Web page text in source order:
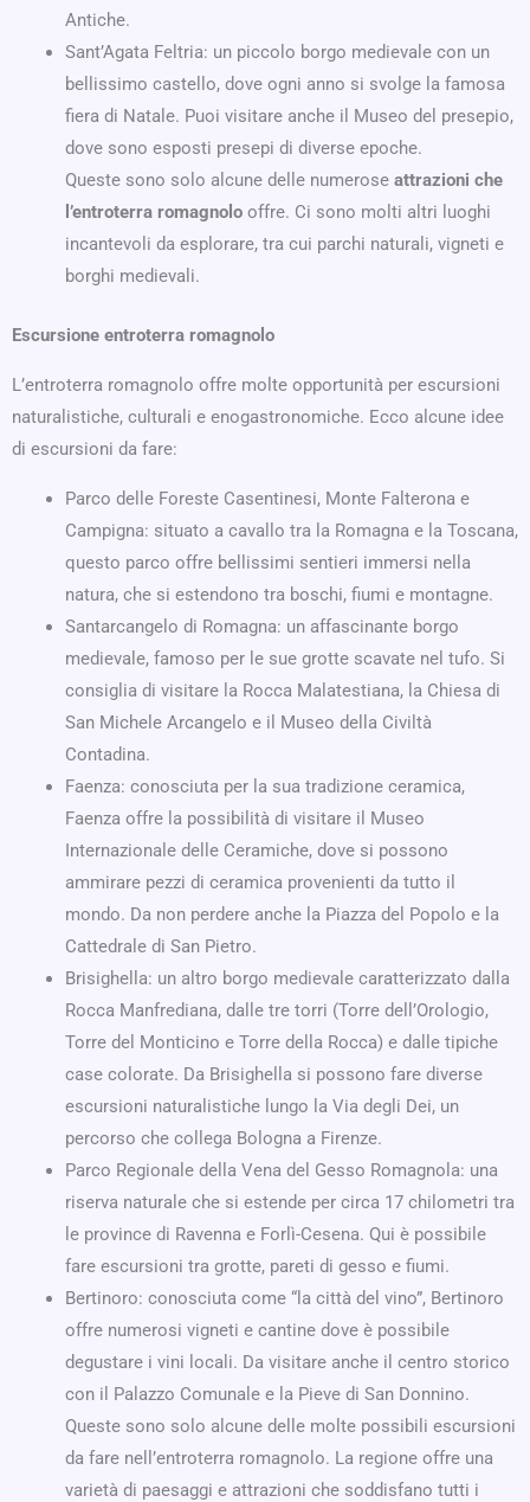
Antiche.
Sant’Agata Feltria: un piccolo borgo medievale con un
bellissimo castello, dove ogni anno si svolge la famosa
fiera di Natale. Puoi visitare anche il Museo del presepio,
dove sono esposti presepi di diverse epoche.
Queste sono solo alcune delle numerose attrazioni che
l’entroterra romagnolo offre. Ci sono molti altri luoghi
incantevoli da esplorare, tra cui parchi naturali, vigneti e
borghi medievali.
Escursione entroterra romagnolo
L’entroterra romagnolo offre molte opportunità per escursioni
naturalistiche, culturali e enogastronomiche. Ecco alcune idee
di escursioni da fare:
Parco delle Foreste Casentinesi, Monte Falterona e
Campigna: situato a cavallo tra la Romagna e la Toscana,
questo parco offre bellissimi sentieri immersi nella
natura, che si estendono tra boschi, fiumi e montagne.
Santarcangelo di Romagna: un affascinante borgo
medievale, famoso per le sue grotte scavate nel tufo. Si
consiglia di visitare la Rocca Malatestiana, la Chiesa di
San Michele Arcangelo e il Museo della Civiltà
Contadina.
Faenza: conosciuta per la sua tradizione ceramica,
Faenza offre la possibilità di visitare il Museo
Internazionale delle Ceramiche, dove si possono
ammirare pezzi di ceramica provenienti da tutto il
mondo. Da non perdere anche la Piazza del Popolo e la
Cattedrale di San Pietro.
Brisighella: un altro borgo medievale caratterizzato dalla
Rocca Manfrediana, dalle tre torri (Torre dell’Orologio,
Torre del Monticino e Torre della Rocca) e dalle tipiche
case colorate. Da Brisighella si possono fare diverse
escursioni naturalistiche lungo la Via degli Dei, un
percorso che collega Bologna a Firenze.
Parco Regionale della Vena del Gesso Romagnola: una
riserva naturale che si estende per circa 17 chilometri tra
le province di Ravenna e Forlì-Cesena. Qui è possibile
fare escursioni tra grotte, pareti di gesso e fiumi.
Bertinoro: conosciuta come “la città del vino”, Bertinoro
offre numerosi vigneti e cantine dove è possibile
degustare i vini locali. Da visitare anche il centro storico
con il Palazzo Comunale e la Pieve di San Donnino.
Queste sono solo alcune delle molte possibili escursioni
da fare nell’entroterra romagnolo. La regione offre una
varietà di paesaggi e attrazioni che soddisfano tutti i